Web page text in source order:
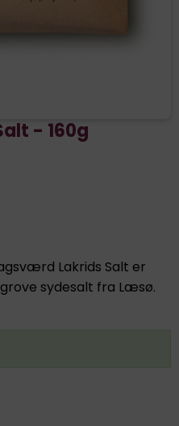
- 160g
Lakrids Salt er
sydesalt fra Læsø.